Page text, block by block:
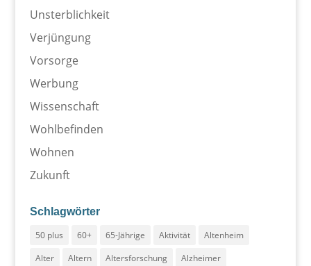
Unsterblichkeit
Verjüngung
Vorsorge
Werbung
Wissenschaft
Wohlbefinden
Wohnen
Zukunft
Schlagwörter
50 plus
60+ 65-Jährige Aktivität
Altenheim
Alter
Altern Altersforschung
Alzheimer